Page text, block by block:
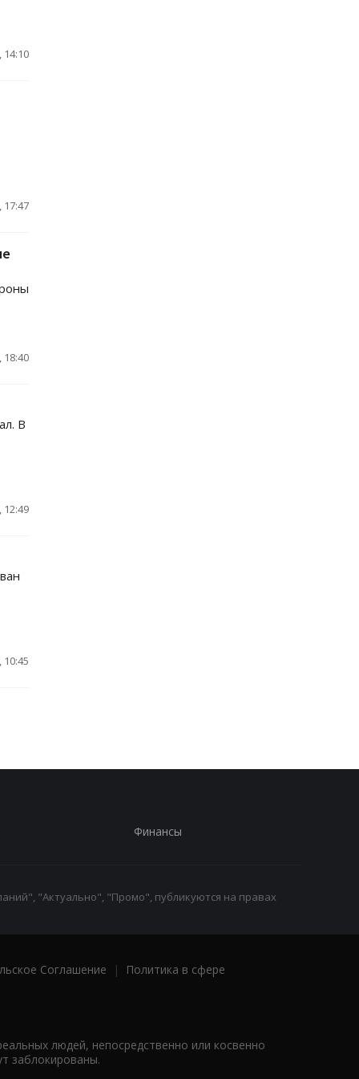
14:10
17:47
18:40
В
12:49
10:45
Финансы
"Актуально", "Промо", публикуются на правах
Соглашение |
Политика в сфере
людей, непосредственно или косвенно
заблокированы.